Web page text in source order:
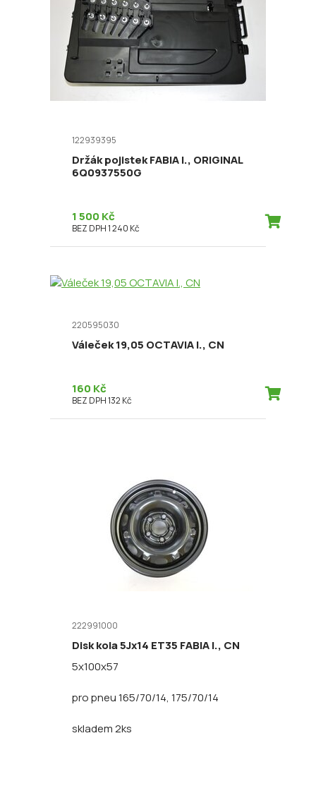
122939395
Držák pojistek FABIA I., ORIGINAL
6Q0937550G
1 500 Kč
BEZ DPH 1 240 Kč
220595030
Váleček 19,05 OCTAVIA I., CN
160 Kč
BEZ DPH 132 Kč
222991000
Disk kola 5Jx14 ET35 FABIA I., CN
5x100x57
pro pneu 165/70/14, 175/70/14
skladem 2ks